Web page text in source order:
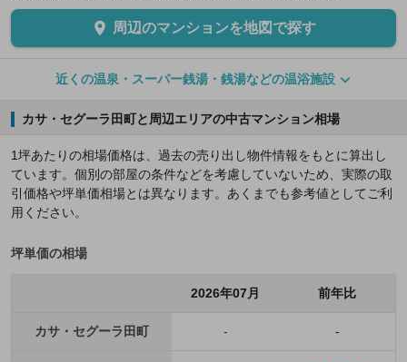
周辺のマンションを地図で探す
近くの温泉・スーパー銭湯・銭湯などの温浴施設
カサ・セグーラ田町と周辺エリアの中古マンション相場
1坪あたりの相場価格は、過去の売り出し物件情報をもとに算出し
ています。個別の部屋の条件などを考慮していないため、実際の取
引価格や坪単価相場とは異なります。あくまでも参考値としてご利
用ください。
坪単価の相場
2026年07月 前年比
カサ・セグーラ田町 - -